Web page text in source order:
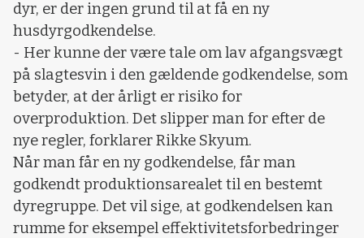
dyr, er der ingen grund til at få en ny
husdyrgodkendelse.
- Her kunne der være tale om lav afgangsvægt
på slagtesvin i den gældende godkendelse, som
betyder, at der årligt er risiko for
overproduktion. Det slipper man for efter de
nye regler, forklarer Rikke Skyum.
Når man får en ny godkendelse, får man
godkendt produktionsarealet til en bestemt
dyregruppe. Det vil sige, at godkendelsen kan
rumme for eksempel effektivitetsforbedringer